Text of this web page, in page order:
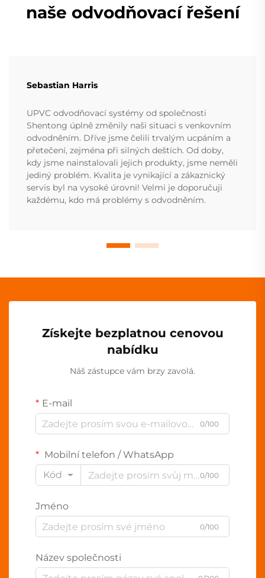
naše odvodňovací řešení
Sebastian Harris
UPVC odvodňovací systémy od společnosti
Shentong úplně změnily naši situaci s venkovním
odvodněním. Dříve jsme čelili trvalým ucpáním a
přetečení, zejména při silných deštích. Od doby,
kdy jsme nainstalovali jejich produkty, jsme neměli
jediný problém. Kvalita je vynikající a zákaznický
servis byl na vysoké úrovni! Velmi je doporučuji
každému, kdo má problémy s odvodněním.
Získejte bezplatnou cenovou
nabídku
Náš zástupce vám brzy zavolá.
E-mail
0/100
Mobilní telefon / WhatsApp
Kód
0/100
Jméno
0/100
Název společnosti